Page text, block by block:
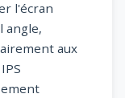
l'écran
angle,
aux